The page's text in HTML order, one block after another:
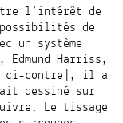
l’intérêt de
de
un système
Harriss,
ci-contre], il a
dessiné sur
Le tissage